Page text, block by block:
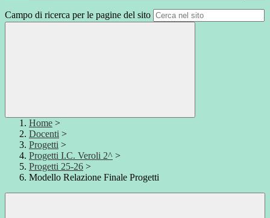
Campo di ricerca per le pagine del sito
Home >
Docenti >
Progetti >
Progetti I.C. Veroli 2^ >
Progetti 25-26 >
Modello Relazione Finale Progetti